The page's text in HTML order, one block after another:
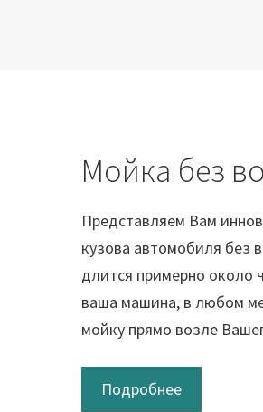
Мойка без
Представляем Вам
кузова автомобиля без
длится примерно около
ваша машина, в любом
мойку прямо возле
Подробнее